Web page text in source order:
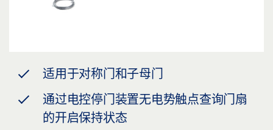
适用于对称门和子母门
通过电控停门装置无电势触点查询门扇
的开启保持状态